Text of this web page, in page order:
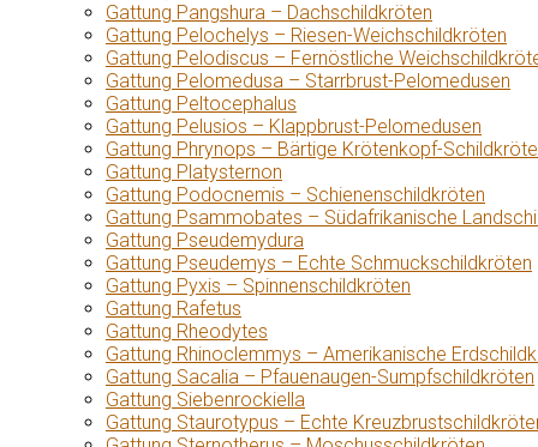
Gattung Pangshura – Dachschildkröten
Gattung Pelochelys – Riesen-Weichschildkröten
Gattung Pelodiscus – Fernöstliche
Gattung Pelomedusa – Starrbrust-Pelomedusen
Gattung Peltocephalus
Gattung Pelusios – Klappbrust-Pelomedusen
Gattung Phrynops – Bärtige Krötenkopf-
Gattung Platysternon
Gattung Podocnemis – Schienenschildkröten
Gattung Psammobates – Südafrikanische
Gattung Pseudemydura
Gattung Pseudemys – Echte Schmuckschildkröten
Gattung Pyxis – Spinnenschildkröten
Gattung Rafetus
Gattung Rheodytes
Gattung Rhinoclemmys – Amerikanische
Gattung Sacalia – Pfauenaugen-Sumpfschildkröten
Gattung Siebenrockiella
Gattung Staurotypus – Echte